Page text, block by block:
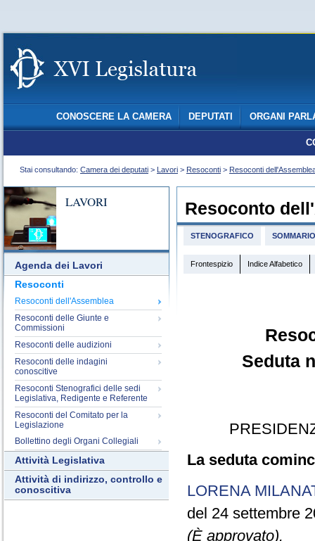
CONOSCERE LA CAMERA DEPUTATI ORGANI
Stai consultando: Camera dei deputati > Lavori > Resoconti > Resoconti
LAVORI
Agenda dei Lavori
Resoconti
Resoconti dell'Assemblea
Resoconti delle Giunte e
Commissioni
Resoconti delle audizioni
Resoconti delle indagini
conoscitive
Resoconti Stenografici delle sedi
Legislativa, Redigente e Referente
Resoconti del Comitato per la
Legislazione
Bollettino degli Organi Collegiali
Attività Legislativa
Attività di indirizzo, controllo e
conoscitiva
Resoconto
STENOGRAFICO SOMMARIO
Frontespizio Indice Alfabetico
Seduta
La seduta
LORENA
del 24 settembre
(È approvato).